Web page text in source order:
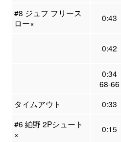
#8 ジュフ フリース
ロー×
0:43
0:42
0:34
68-66
タイムアウト
0:33
#6 絈野 2Pシュート
×
0:15